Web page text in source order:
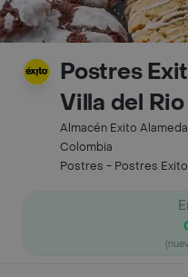
Postres
Villa del
Almacén Exito
Colombia
Postres - Postres